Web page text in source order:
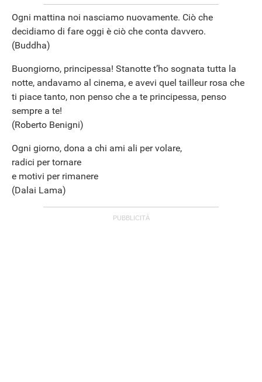
Ogni mattina noi nasciamo nuovamente. Ciò che
decidiamo di fare oggi è ciò che conta davvero.
(Buddha)
Buongiorno, principessa! Stanotte t’ho sognata tutta la
notte, andavamo al cinema, e avevi quel tailleur rosa che
ti piace tanto, non penso che a te principessa, penso
sempre a te!
(Roberto Benigni)
Ogni giorno, dona a chi ami ali per volare,
radici per tornare
e motivi per rimanere
(Dalai Lama)